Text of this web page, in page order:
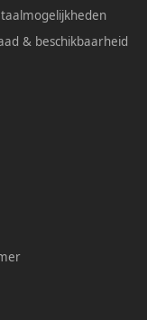
& beschikbaarheid